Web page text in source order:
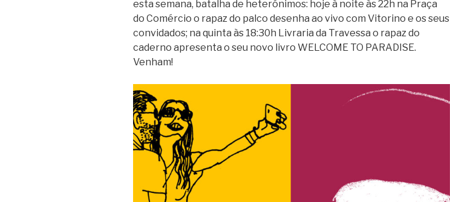
esta semana, batalha de heterónimos: hoje à noite às 22h na Praça
do Comércio o rapaz do palco desenha ao vivo com Vitorino e os seus
convidados; na quinta às 18:30h Livraria da Travessa o rapaz do
caderno apresenta o seu novo livro WELCOME TO PARADISE.
Venham!